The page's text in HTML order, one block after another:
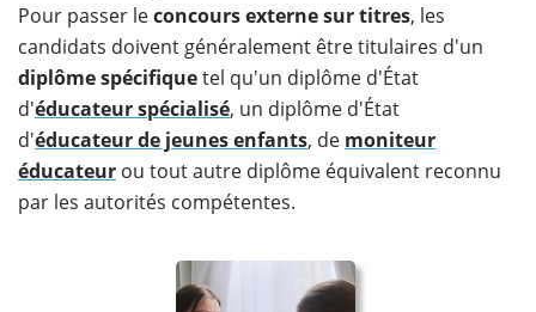
Pour passer leconcours externe sur titres, les
candidats doivent généralement être titulaires d'un
diplôme spécifiquetel qu'un diplôme d'État
d'éducateur spécialisé, un diplôme d'État
d'éducateur de jeunes enfants, de moniteur
éducateur ou tout autre diplôme équivalent reconnu
par les autorités compétentes.